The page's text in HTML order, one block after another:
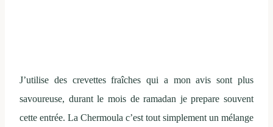
J’utilise des crevettes fraîches qui a mon avis sont plus
savoureuse, durant le mois de ramadan je prepare souvent
cette entrée. La Chermoula c’est tout simplement un mélange